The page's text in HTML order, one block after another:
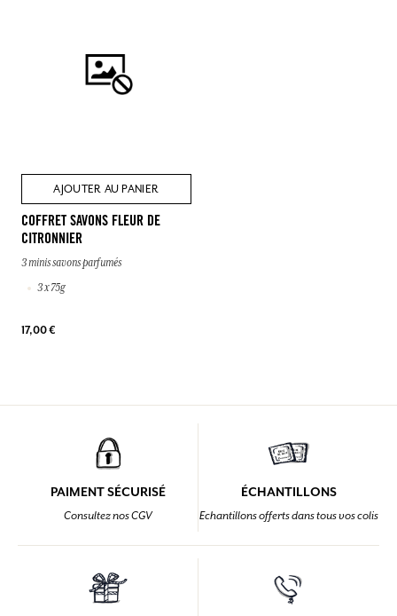
AJOUTER AU PANIER
COFFRET SAVONS FLEUR DE
CITRONNIER
3 minis savons parfumés
3 x 75g
17,00 €
PAIMENT SÉCURISÉ
Consultez nos CGV
ÉCHANTILLONS
Echantillons offerts dans tous vos colis